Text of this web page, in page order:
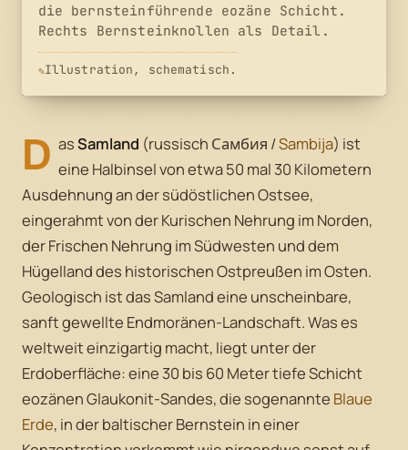
die bernsteinführende eozäne Schicht.
Rechts Bernsteinknollen als Detail.
Illustration, schematisch.
D asSamland (russisch Самбия /Sambija) ist
eine Halbinsel von etwa 50 mal 30 Kilometern
Ausdehnung an der südöstlichen Ostsee,
eingerahmt von der Kurischen Nehrung im Norden,
der Frischen Nehrung im Südwesten und dem
Hügelland des historischen Ostpreußen im Osten.
Geologisch ist das Samland eine unscheinbare,
sanft gewellte Endmoränen-Landschaft. Was es
weltweit einzigartig macht, liegt unter der
Erdoberfläche: eine 30 bis 60 Meter tiefe Schicht
eozänen Glaukonit-Sandes, die sogenannte Blaue
Erde, in der baltischer Bernstein in einer